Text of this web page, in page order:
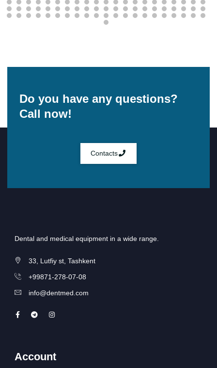
Do you have any questions?
Call now!
Contacts
Dental and medical equipment in a wide range.
33, Lutfiy st, Tashkent
+99871-278-07-08
info@dentmed.com
Account